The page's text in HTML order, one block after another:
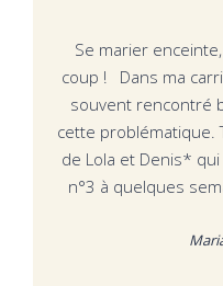
Se marier
coup ! Dans ma
souvent rencontré
cette problématique.
de Lola et Denis*
n°3 à quelques